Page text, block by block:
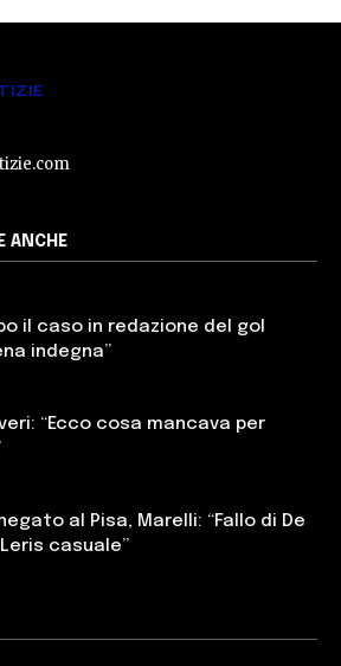
ANCHE
il caso in redazione del gol
indegna”
“Ecco cosa mancava per
al Pisa, Marelli: “Fallo di De
casuale”